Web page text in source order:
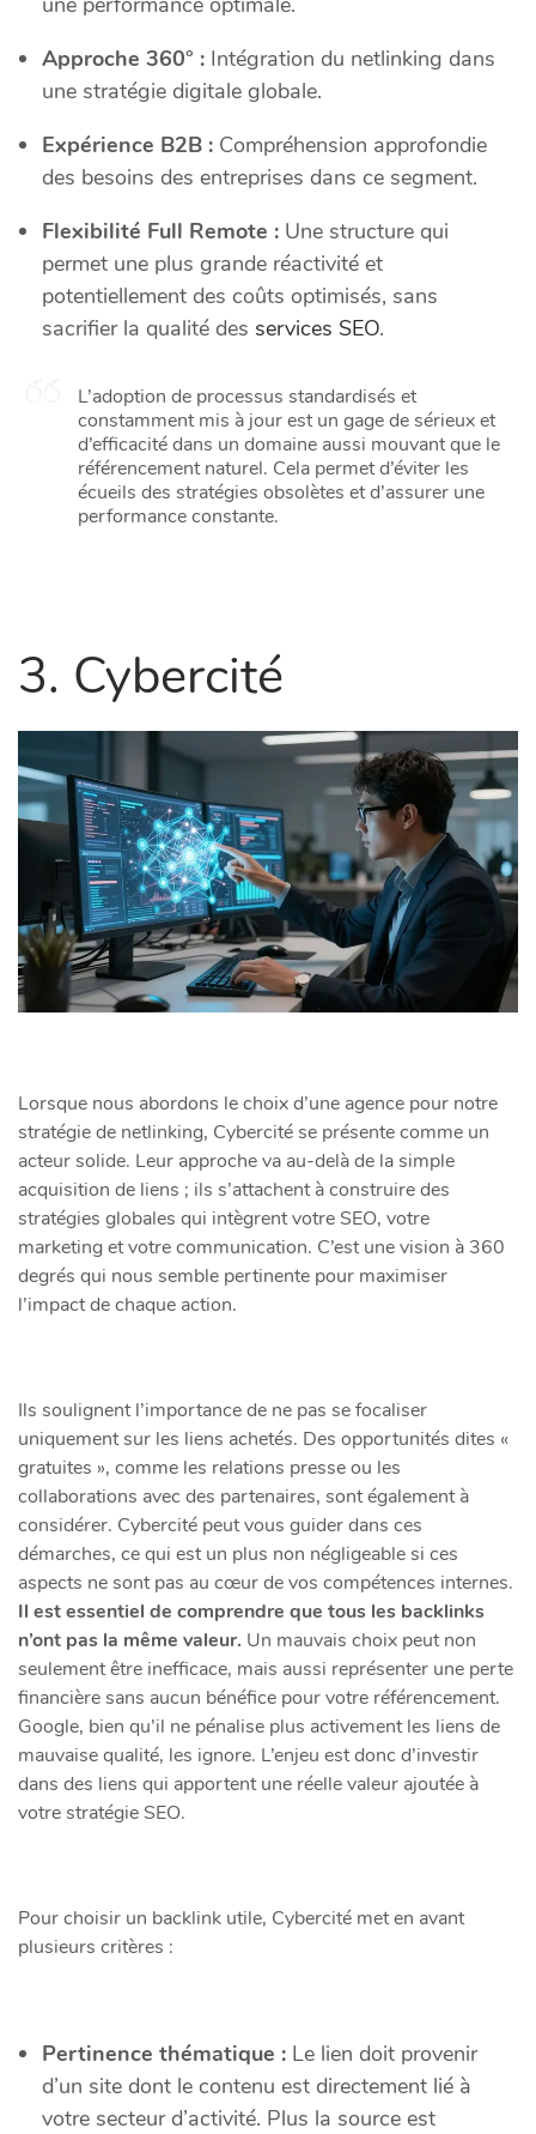
Approche 360° : Intégration du netlinking dans
une stratégie digitale globale.
Expérience B2B : Compréhension approfondie
des besoins des entreprises dans ce segment.
Flexibilité Full Remote : Une structure qui
permet une plus grande réactivité et
potentiellement des coûts optimisés, sans
sacrifier la qualité des services SEO.
L’adoption de processus standardisés et
constamment mis à jour est un gage de sérieux et
d’efficacité dans un domaine aussi mouvant que le
référencement naturel. Cela permet d’éviter les
écueils des stratégies obsolètes et d’assurer une
performance constante.
3. Cybercité
Lorsque nous abordons le choix d’une agence pour notre
stratégie de netlinking, Cybercité se présente comme un
acteur solide. Leur approche va au-delà de la simple
acquisition de liens ; ils s’attachent à construire des
stratégies globales qui intègrent votre SEO, votre
marketing et votre communication. C’est une vision à 360
degrés qui nous semble pertinente pour maximiser
l’impact de chaque action.
Ils soulignent l’importance de ne pas se focaliser
uniquement sur les liens achetés. Des opportunités dites «
gratuites », comme les relations presse ou les
collaborations avec des partenaires, sont également à
considérer. Cybercité peut vous guider dans ces
démarches, ce qui est un plus non négligeable si ces
aspects ne sont pas au cœur de vos compétences internes.
Il est essentiel de comprendre que tous les backlinks
n’ont pas la même valeur. Un mauvais choix peut non
seulement être inefficace, mais aussi représenter une perte
financière sans aucun bénéfice pour votre référencement.
Google, bien qu’il ne pénalise plus activement les liens de
mauvaise qualité, les ignore. L’enjeu est donc d’investir
dans des liens qui apportent une réelle valeur ajoutée à
votre stratégie SEO.
Pour choisir un backlink utile, Cybercité met en avant
plusieurs critères :
Pertinence thématique : Le lien doit provenir
d’un site dont le contenu est directement lié à
votre secteur d’activité. Plus la source est